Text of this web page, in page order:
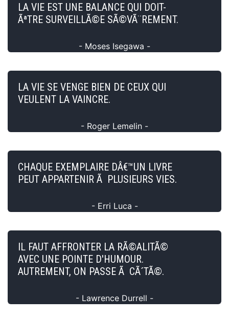
LA VIE EST UNE BALANCE QUI DOIT-
ÃªTRE SURVEILLÃ©E SÃ©VÃ¨REMENT.
- Moses Isegawa -
LA VIE SE VENGE BIEN DE CEUX QUI
VEULENT LA VAINCRE.
- Roger Lemelin -
CHAQUE EXEMPLAIRE DÂ€™UN LIVRE
PEUT APPARTENIR Ã PLUSIEURS VIES.
- Erri Luca -
IL FAUT AFFRONTER LA RÃ©ALITÃ©
AVEC UNE POINTE D'HUMOUR.
AUTREMENT, ON PASSE Ã CÃ´TÃ©.
- Lawrence Durrell -